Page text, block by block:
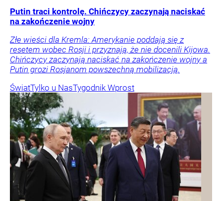
Putin traci kontrolę. Chińczycy zaczynają naciskać
na zakończenie wojny
Złe wieści dla Kremla: Amerykanie poddają się z
resetem wobec Rosji i przyznają, że nie docenili Kijowa.
Chińczycy zaczynają naciskać na zakończenie wojny a
Putin grozi Rosjanom powszechną mobilizacją.
ŚwiatTylko u NasTygodnik Wprost